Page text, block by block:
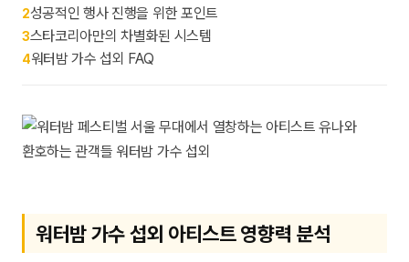
2성공적인 행사 진행을 위한 포인트
3스타코리아만의 차별화된 시스템
4워터밤 가수 섭외 FAQ
워터밤 가수 섭외 아티스트 영향력 분석